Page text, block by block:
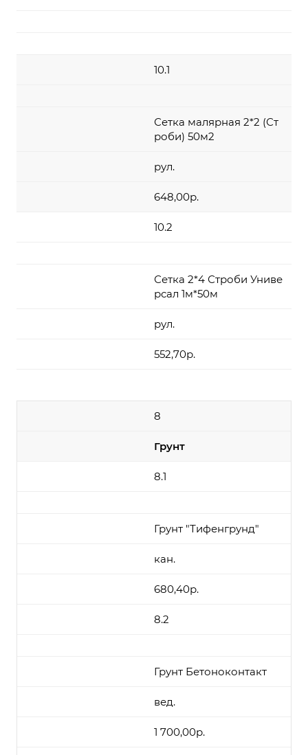
10.1
Сетка малярная 2*2 (Ст
роби) 50м2
рул.
648,00р.
10.2
Сетка 2*4 Строби Униве
рсал 1м*50м
рул.
552,70р.
8
Грунт
8.1
Грунт "Тифенгрунд"
кан.
680,40р.
8.2
Грунт Бетоноконтакт
вед.
1 700,00р.